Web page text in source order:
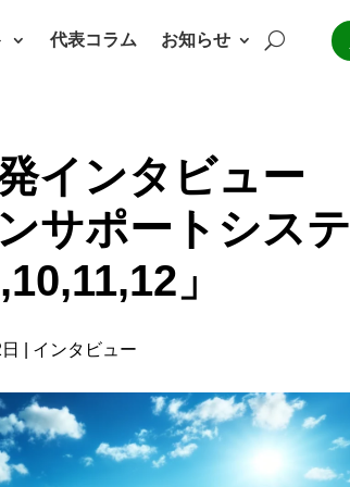
代表コラム お知らせ
インタビュー
サポートシステ
」
インタビュー